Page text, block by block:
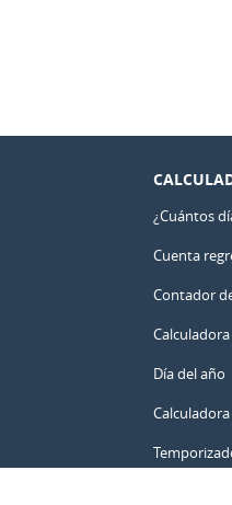
¿Cuántos
Cuenta
Contador
Día del año